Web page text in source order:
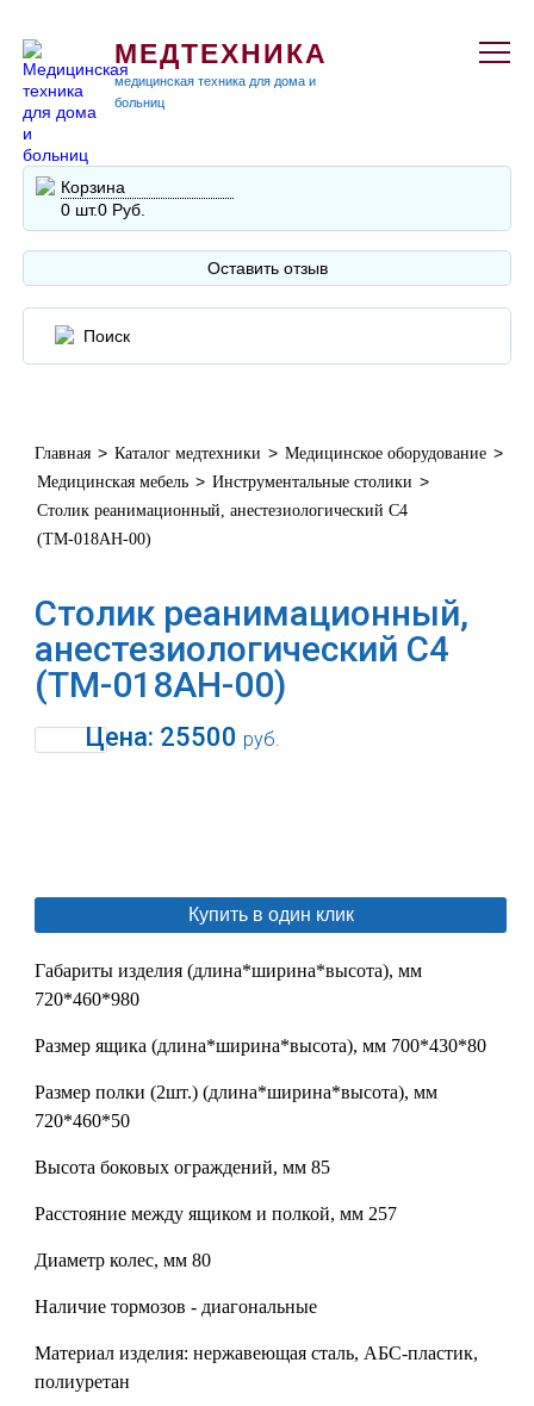
МЕДТЕХНИКА
медицинская техника для дома и
больниц
Корзина
0 шт.0 Руб.
Оставить отзыв
Главная > Каталог медтехники > Медицинское оборудование >
Медицинская мебель > Инструментальные столики >
Столик реанимационный, анестезиологический C4
(ТМ-018АН-00)
Столик реанимационный,
анестезиологический C4
(ТМ-018АН-00)
Цена: 25500 руб.
Купить в один клик
Габариты изделия (длина*ширина*высота), мм
720*460*980
Размер ящика (длина*ширина*высота), мм 700*430*80
Размер полки (2шт.) (длина*ширина*высота), мм
720*460*50
Высота боковых ограждений, мм 85
Расстояние между ящиком и полкой, мм 257
Диаметр колес, мм 80
Наличие тормозов - диагональные
Материал изделия: нержавеющая сталь, АБС-пластик,
полиуретан